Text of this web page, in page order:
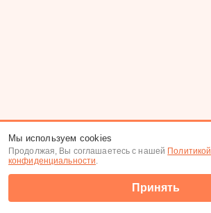
Мы используем cookies
Продолжая, Вы соглашаетесь с нашей Политикой
конфиденциальности.
Принять